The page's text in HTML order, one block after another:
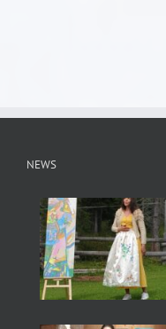
NEWS